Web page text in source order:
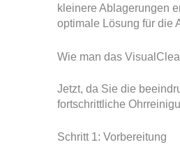
kleinere Ablagerungen
optimale Lösung für die
Wie man das
Jetzt, da Sie die
fortschrittliche
Schritt 1: Vorbereitung